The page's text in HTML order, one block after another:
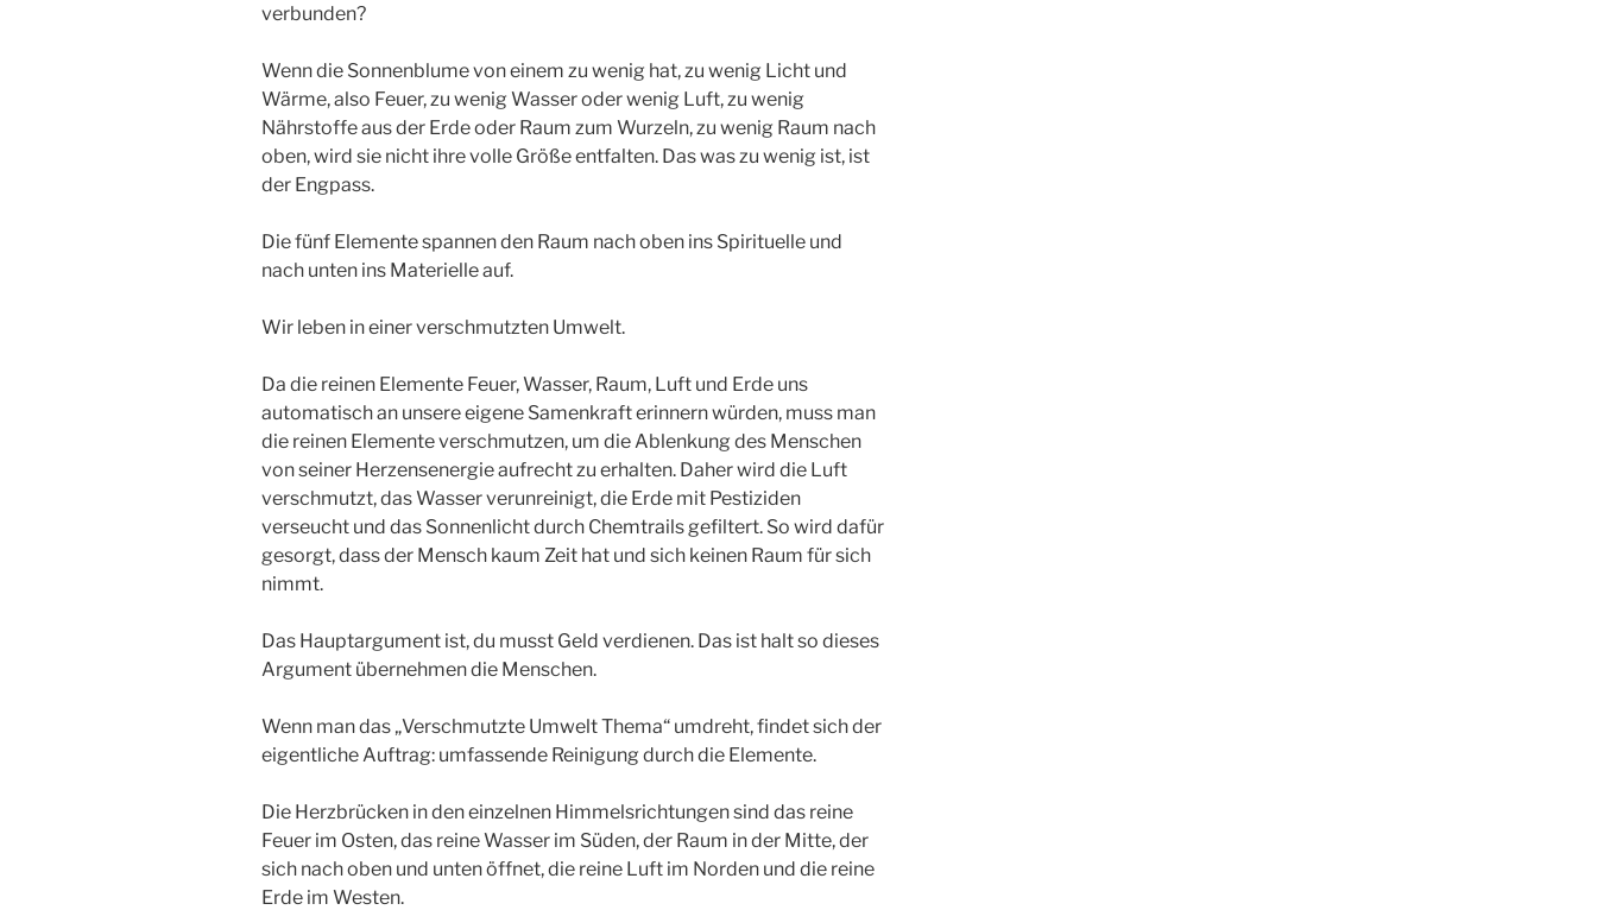
verbunden?
Wenn die Sonnenblume von einem zu wenig hat, zu wenig Licht und
Wärme, also Feuer, zu wenig Wasser oder wenig Luft, zu wenig
Nährstoffe aus der Erde oder Raum zum Wurzeln, zu wenig Raum nach
oben, wird sie nicht ihre volle Größe entfalten. Das was zu wenig ist, ist
der Engpass.
Die fünf Elemente spannen den Raum nach oben ins Spirituelle und
nach unten ins Materielle auf.
Wir leben in einer verschmutzten Umwelt.
Da die reinen Elemente Feuer, Wasser, Raum, Luft und Erde uns
automatisch an unsere eigene Samenkraft erinnern würden, muss man
die reinen Elemente verschmutzen, um die Ablenkung des Menschen
von seiner Herzensenergie aufrecht zu erhalten. Daher wird die Luft
verschmutzt, das Wasser verunreinigt, die Erde mit Pestiziden
verseucht und das Sonnenlicht durch Chemtrails gefiltert. So wird dafür
gesorgt, dass der Mensch kaum Zeit hat und sich keinen Raum für sich
nimmt.
Das Hauptargument ist, du musst Geld verdienen. Das ist halt so dieses
Argument übernehmen die Menschen.
Wenn man das „Verschmutzte Umwelt Thema“ umdreht, findet sich der
eigentliche Auftrag: umfassende Reinigung durch die Elemente.
Die Herzbrücken in den einzelnen Himmelsrichtungen sind das reine
Feuer im Osten, das reine Wasser im Süden, der Raum in der Mitte, der
sich nach oben und unten öffnet, die reine Luft im Norden und die reine
Erde im Westen.